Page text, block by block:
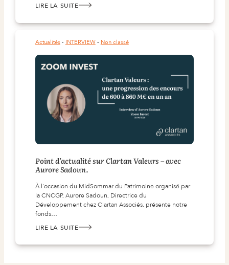
LIRE LA SUITE
:
IRELAND
LA
PLUS
BANQUE
IRLANDAISE.
Actualités - INTERVIEW - Non classé
Point d’actualité sur Clartan Valeurs – avec
Aurore Sadoun.
À l'occasion du MidSommar du Patrimoine organisé par
la CNCGP, Aurore Sadoun, Directrice du
Développement chez Clartan Associés, présente notre
fonds…
LIRE LA SUITE
:
SUR